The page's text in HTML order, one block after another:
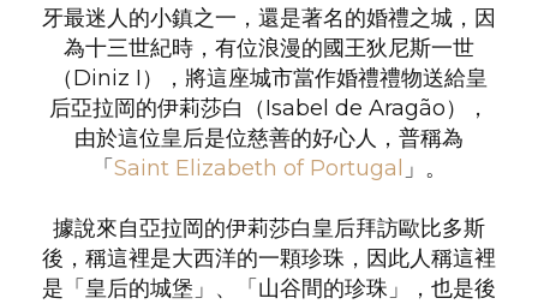
牙最迷人的小鎮之一，還是著名的婚禮之城，因
為十三世紀時，有位浪漫的國王狄尼斯一世
（Diniz I），將這座城市當作婚禮禮物送給皇
后亞拉岡的伊莉莎白（Isabel de Aragão），
由於這位皇后是位慈善的好心人，普稱為
「 Saint Elizabeth of Portugal 」。
據說來自亞拉岡的伊莉莎白皇后拜訪歐比多斯
後，稱這裡是大西洋的一顆珍珠，因此人稱這裡
是「皇后的城堡」、「山谷間的珍珠」，也是後